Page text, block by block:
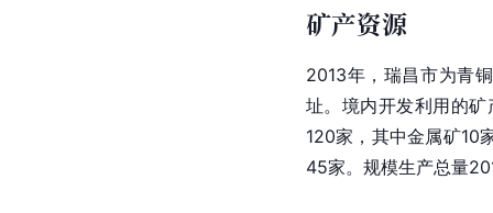
矿产资源
2013年，瑞昌市为青
址。境内开发利用的
120家，其中金属矿10
45家。规模生产总量